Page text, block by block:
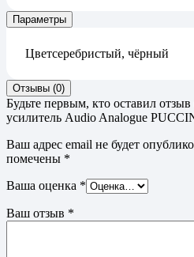
Параметры
Цветсеребристый, чёрный
Отзывы (0)
Будьте первым, кто оставил отзыв
усилитель Audio Analogue
Ваш адрес email не будет
помечены *
Ваша оценка *
Ваш отзыв *